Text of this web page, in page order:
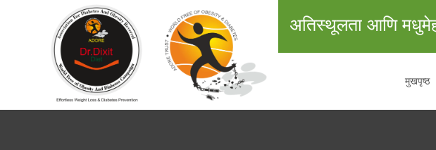
अतिस्थूलता आणि मधुमेह
मुखपृष्ठ